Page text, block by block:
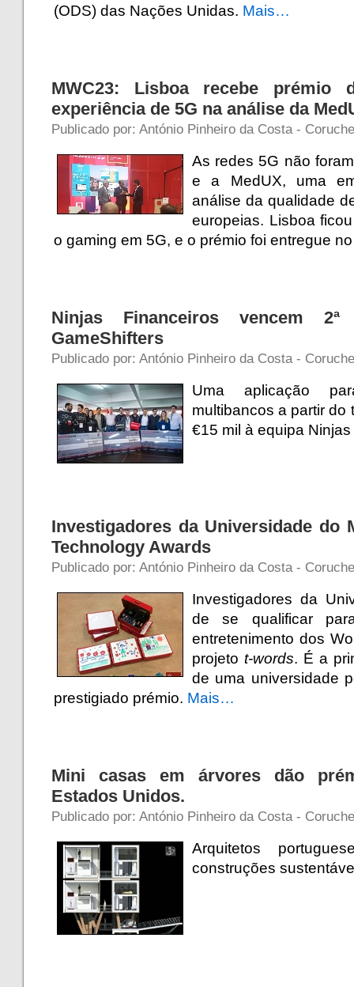
(ODS) das Nações Unidas. Mais…
MWC23: Lisboa recebe prémio
experiência de 5G na análise da
Publicado por: António Pinheiro da Costa -
As redes 5G não
e a MedUX, uma
análise da qualidade
europeias. Lisboa
o gaming em 5G, e o prémio foi entregue
Ninjas Financeiros vencem
GameShifters
Publicado por: António Pinheiro da Costa -
Uma aplicação
multibancos a partir do
€15 mil à equipa
Investigadores da Universidade do
Technology Awards
Publicado por: António Pinheiro da Costa -
Investigadores da
de se qualificar
entretenimento dos
projeto t-words. É a
de uma universidade
prestigiado prémio. Mais…
Mini casas em árvores dão
Estados Unidos.
Publicado por: António Pinheiro da Costa -
Arquitetos
construções